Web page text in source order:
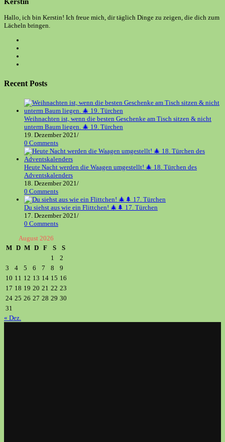
Hallo, ich bin Kerstin! Ich freue mich, dir täglich Dinge zu zeigen, die dich zum
Lächeln bringen.
tab
new
tab
a
new
Recent Posts
Weihnachten ist, wenn die besten Geschenke am Tisch sitzen & nicht
unterm Baum liegen. 🎄 19. Türchen
19. Dezember 2021/
0 Comments
Heute Nacht werden die Waagen umgestellt! 🎄 18. Türchen des
Adventskalenders
18. Dezember 2021/
0 Comments
Du siehst aus wie ein Flittchen! 🎄🌲 17. Türchen
17. Dezember 2021/
0 Comments
August 2026
M D M D F S
S
1
2
3
4 5 6 7 8
9
10 11 12 13 14 15 16
17 18 19 20 21 22 23
24 25 26 27 28 29 30
31
« Dez.